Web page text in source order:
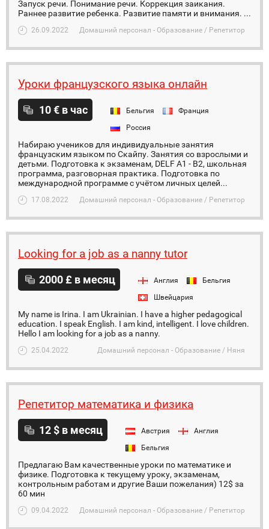
Запуск речи. Понимание речи. Коррекция заикания.
Раннее развитие ребенка. Развитие памяти и внимания. ...
26.09.2022 Домашний персонал - Образование / Репетитор
Уроки французского языка онлайн
10 € в час Бельгия
Франция
Россия
Набираю учеников для индивидуальные занятия
французским языком по Скайпу. Занятия со взрослыми и
детьми. Подготовка к экзаменам, DELF A1 - B2, школьная
программа, разговорная практика. Подготовка по
международной программе с учётом личных целей...
17.08.2022 Домашний персонал - Образование / Репетитор
Looking for a job as a nanny tutor
2000 £ в месяц Англия
Бельгия
Швейцария
My name is Irina. I am Ukrainian. I have a higher pedagogical
education. I speak English. I am kind, intelligent. I love children.
Hello I am looking for a job as a nanny.
25.04.2022 Домашний персонал - Образование / Няня
Репетитор математика и физика
12 $ в месяц Австрия
Англия
Бельгия
Предлагаю Вам качественные уроки по математике и
физике. Подготовка к текущему уроку, экзаменам,
контрольным работам и другие Ваши пожелания) 12$ за
60 мин
09.04.2022 Домашний персонал - Образование / Репетитор